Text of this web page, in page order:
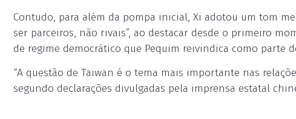
Contudo, para além da pompa inicial, Xi adotou um tom
ser parceiros, não rivais”, ao destacar desde o primeiro
de regime democrático que Pequim reivindica como parte
“A questão de Taiwan é o tema mais importante nas
segundo declarações divulgadas pela imprensa estatal